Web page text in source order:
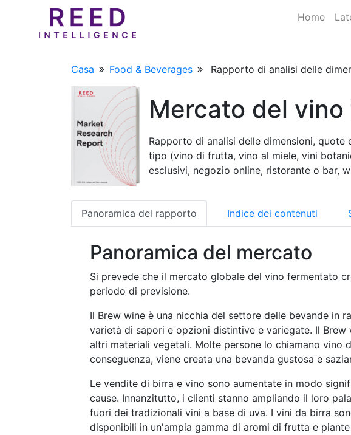
Home
Casa Food & Beverages Rapporto di analisi delle
Mercato del
Rapporto di analisi delle dimensioni,
tipo (vino di frutta, vino al miele, vini
esclusivi, negozio online, ristorante o bar,
Panoramica del rapporto Indice dei contenuti
Panoramica del mercato
Si prevede che il mercato globale del vino fermentato
periodo di previsione.
Il Brew wine è una nicchia del settore delle bevande in
varietà di sapori e opzioni distintive e variegate. Il
altri materiali vegetali. Molte persone lo chiamano vino
conseguenza, viene creata una bevanda gustosa e
Le vendite di birra e vino sono aumentate in modo
cause. Innanzitutto, i clienti stanno ampliando il loro
fuori dei tradizionali vini a base di uva. I vini da birra
disponibili in un'ampia gamma di aromi di frutta e